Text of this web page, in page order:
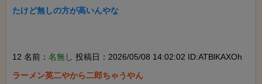
たけど無しの方が高いんやな
12 名前： 名無し 投稿日：2026/05/08 14:02:02 ID:ATBlKAXOh
ラーメン英二やから二郎ちゃうやん